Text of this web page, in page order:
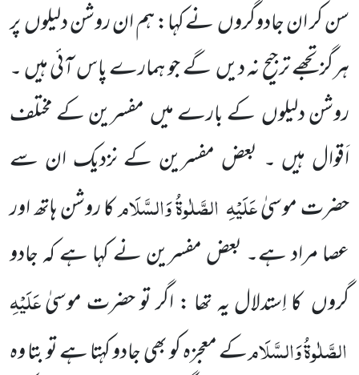
سن کر ان جادوگروںنے کہا: ہم ان روشن دلیلوںپر
ہرگز تجھے ترجیح نہدیںگے جو ہمارے پاس آئی ہیں ۔
روشن دلیلوںکے بارے میںمفسرین کے مختلف
اَقوال ہیں ۔ بعض مفسرین کے نزدیک ان سے
حضرت موسیٰعَلَیْہِ الصَّلٰوۃُ وَالسَّلَامکا روشن ہاتھ اور
عصا مراد ہے۔ بعض مفسرین نے کہا ہے کہ جادو
گروں کااِستدلالیہ تھا : اگر تو حضرت موسیٰعَلَیْہِ
الصَّلٰوۃُ وَالسَّلَامکے معجزہ کو بھی جادو کہتا ہے تو بتا وہ